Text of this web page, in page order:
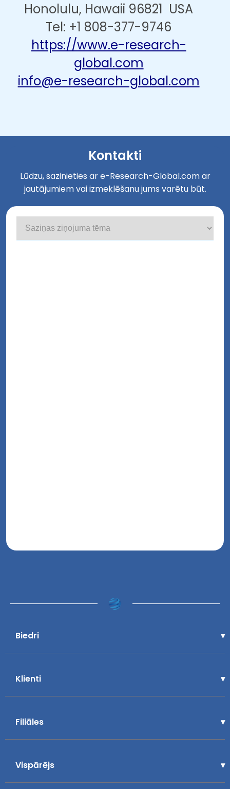
Honolulu, Hawaii 96821 USA
Tel: +1 808-377-9746
https://www.e-research-
global.com
info@e-research-global.com
Kontakti
Lūdzu, sazinieties ar e-Research-Global.com ar
jautājumiem vai izmeklēšanu jums varētu būt.
Biedri
Klienti
Filiāles
Vispārējs